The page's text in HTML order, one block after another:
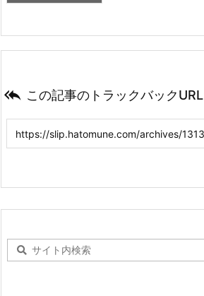
 この記事のトラックバックURL